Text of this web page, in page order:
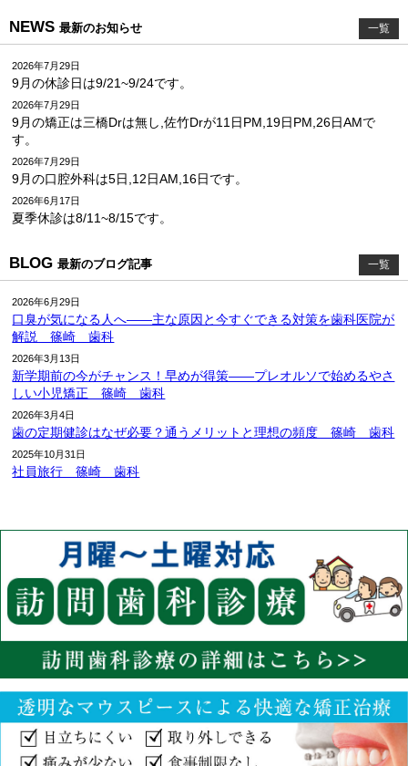
NEWS 最新のお知らせ 一覧
2026年7月29日
9月の休診日は9/21~9/24です。
2026年7月29日
9月の矯正は三橋Drは無し,佐竹Drが11日PM,19日PM,26日AMで
す。
2026年7月29日
9月の口腔外科は5日,12日AM,16日です。
2026年6月17日
夏季休診は8/11~8/15です。
BLOG 最新のブログ記事 一覧
2026年6月29日
口臭が気になる人へ――主な原因と今すぐできる対策を歯科医院が
解説 篠崎 歯科
2026年3月13日
新学期前の今がチャンス！早めが得策――プレオルソで始めるやさ
しい小児矯正 篠崎 歯科
2026年3月4日
歯の定期健診はなぜ必要？通うメリットと理想の頻度 篠崎 歯科
2025年10月31日
社員旅行 篠崎 歯科